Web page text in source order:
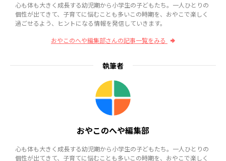
心も体も大きく成長する幼児期から小学生の子どもたち。一人ひとりの
個性が出てきて、子育てに悩むことも多いこの時期を、おやこで楽しく
過ごせるよう、ヒントになる情報を発信していきます。
おやこのへや編集部さんの記事一覧をみる
執筆者
おやこのへや編集部
心も体も大きく成長する幼児期から小学生の子どもたち。一人ひとりの
個性が出てきて、子育てに悩むことも多いこの時期を、おやこで楽しく